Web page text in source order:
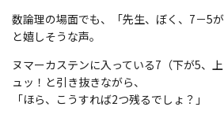
数論理の場面でも、「先生、ぼく、 7－5
と嬉しそうな声。
ヌマーカステンに入っている7 （下が5、
ュッ！と引き抜きながら、
「ほら、こうすれば2つ残るでしょ？」